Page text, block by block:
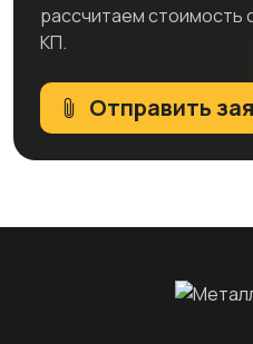
рассчитаем стоимость
КП.
Отправить